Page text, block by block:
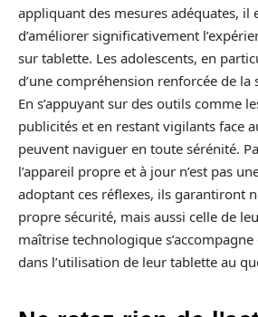
appliquant des mesures adéquates, il
d’améliorer significativement
sur tablette. Les adolescents, en
d’une compréhension renforcée de
En s’appuyant sur des outils comme
publicités et en restant vigilants face
peuvent naviguer en toute sérénité.
l’appareil propre et à jour n’est pas
adoptant ces réflexes, ils garantiront
propre sécurité, mais aussi celle de
maîtrise technologique s’accompagne
dans l’utilisation de leur tablette au